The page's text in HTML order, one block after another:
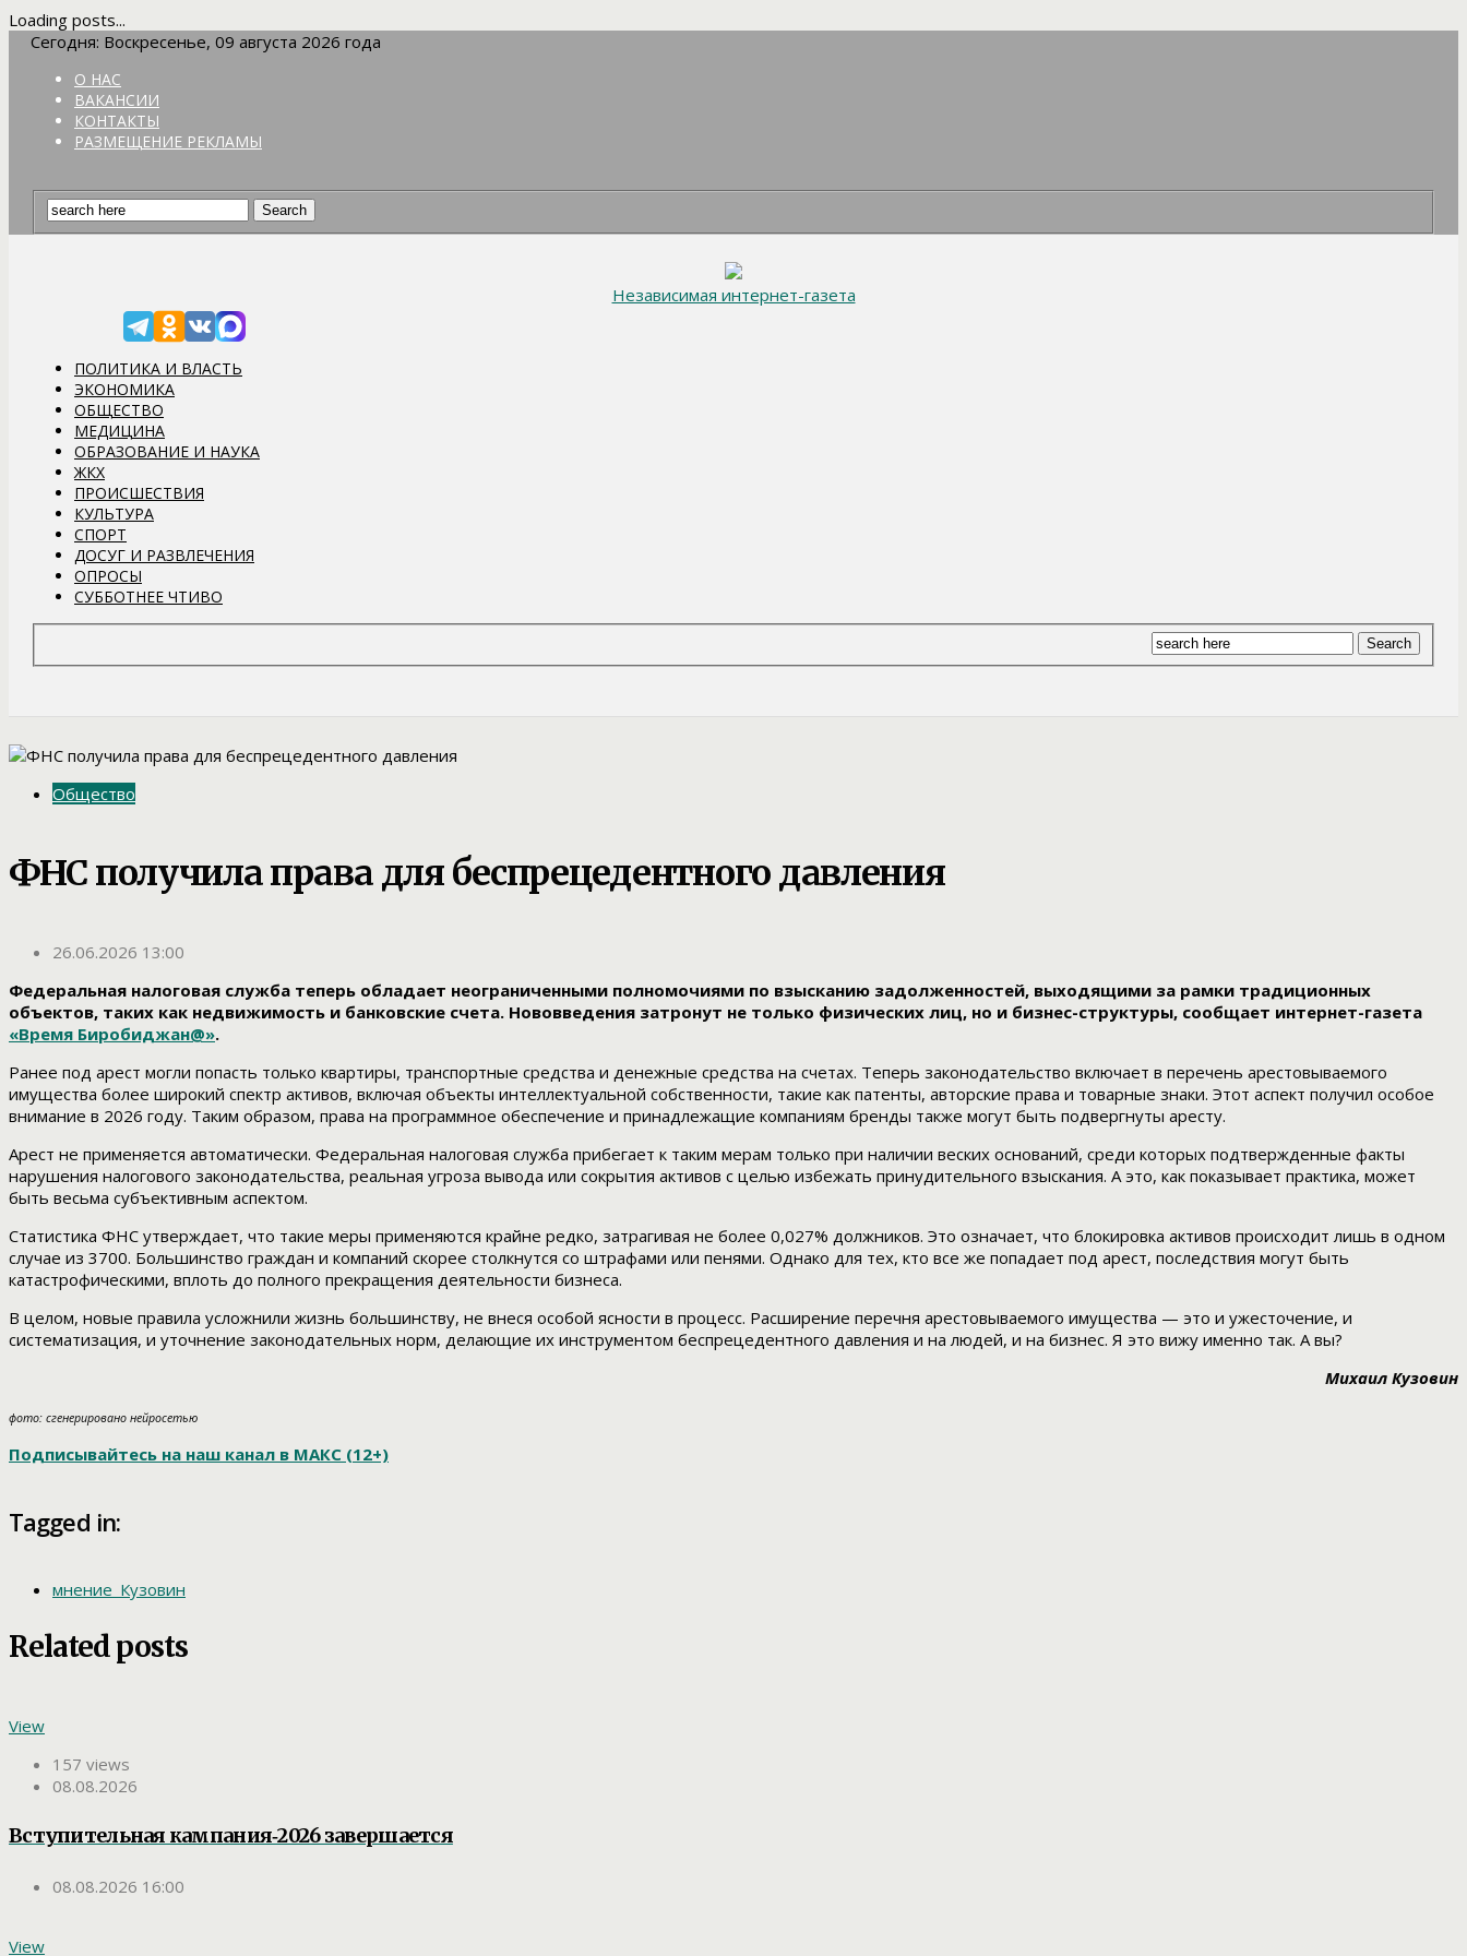
Loading posts...
Сегодня: Воскресенье, 09 августа 2026 года
О НАС
ВАКАНСИИ
КОНТАКТЫ
РАЗМЕЩЕНИЕ РЕКЛАМЫ
Независимая интернет-газета
ПОЛИТИКА И ВЛАСТЬ
ЭКОНОМИКА
ОБЩЕСТВО
МЕДИЦИНА
ОБРАЗОВАНИЕ И НАУКА
ЖКХ
ПРОИСШЕСТВИЯ
КУЛЬТУРА
СПОРТ
ДОСУГ И РАЗВЛЕЧЕНИЯ
ОПРОСЫ
СУББОТНЕЕ ЧТИВО
Общество
ФНС получила права для беспрецедентного давления
26.06.2026 13:00
Федеральная налоговая служба теперь обладает неограниченными полномочиями по взысканию задолженностей, выходящими за рамки традиционных
объектов, таких как недвижимость и банковские счета. Нововведения затронут не только физических лиц, но и бизнес-структуры, сообщает интернет-газета
«Время Биробиджан@».
Ранее под арест могли попасть только квартиры, транспортные средства и денежные средства на счетах. Теперь законодательство включает в перечень арестовываемого
имущества более широкий спектр активов, включая объекты интеллектуальной собственности, такие как патенты, авторские права и товарные знаки. Этот аспект получил особое
внимание в 2026 году. Таким образом, права на программное обеспечение и принадлежащие компаниям бренды также могут быть подвергнуты аресту.
Арест не применяется автоматически. Федеральная налоговая служба прибегает к таким мерам только при наличии веских оснований, среди которых подтвержденные факты
нарушения налогового законодательства, реальная угроза вывода или сокрытия активов с целью избежать принудительного взыскания. А это, как показывает практика, может
быть весьма субъективным аспектом.
Статистика ФНС утверждает, что такие меры применяются крайне редко, затрагивая не более 0,027% должников. Это означает, что блокировка активов происходит лишь в одном
случае из 3700. Большинство граждан и компаний скорее столкнутся со штрафами или пенями. Однако для тех, кто все же попадает под арест, последствия могут быть
катастрофическими, вплоть до полного прекращения деятельности бизнеса.
В целом, новые правила усложнили жизнь большинству, не внеся особой ясности в процесс. Расширение перечня арестовываемого имущества — это и ужесточение, и
систематизация, и уточнение законодательных норм, делающие их инструментом беспрецедентного давления и на людей, и на бизнес. Я это вижу именно так. А вы?
Михаил Кузовин
фото: сгенерировано нейросетью
Подписывайтесь на наш канал в МАКС (12+)
Tagged in:
мнение_Кузовин
Related posts
View
157 views
08.08.2026
Вступительная кампания‑2026 завершается
08.08.2026 16:00
View